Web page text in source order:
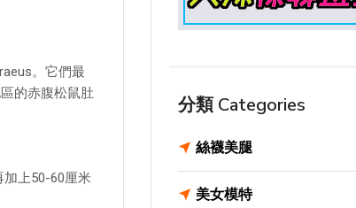
。它們最
的赤腹松鼠肚
上50-60厘米
分類 Categories
絲襪美腿
美女模特